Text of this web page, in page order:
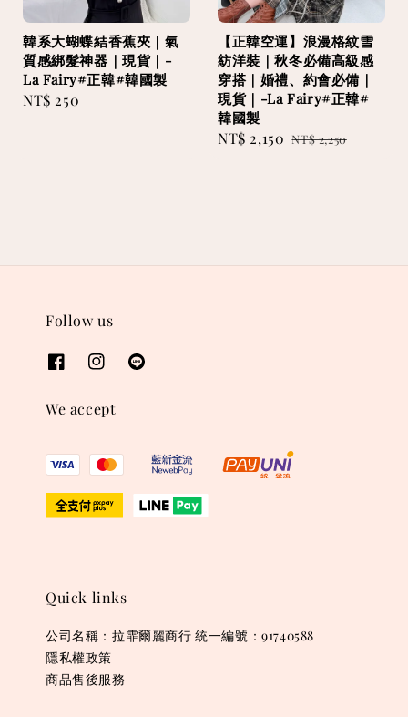
韓系大蝴蝶結香蕉夾｜氣
質感綁髮神器｜現貨｜-
La Fairy#正韓#韓國製
Regular
NT$ 250
【正韓空運】浪漫格紋雪
紡洋裝｜秋冬必備高級感
穿搭｜婚禮、約會必備｜
現貨｜-La Fairy#正韓#
韓國製
Sale
NT$ 2,150 Regular
NT$ 2,250
Follow us
We accept
Quick links
公司名稱：拉霏爾麗商行 統一編號：91740588
隱私權政策
商品售後服務